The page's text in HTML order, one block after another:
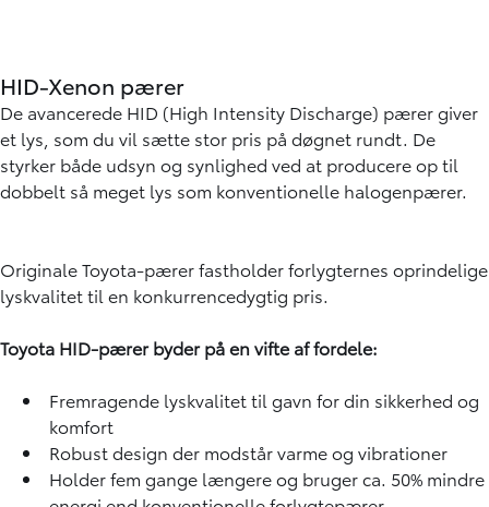
HID-Xenon pærer
De avancerede HID (High Intensity Discharge) pærer giver
et lys, som du vil sætte stor pris på døgnet rundt. De
styrker både udsyn og synlighed ved at producere op til
dobbelt så meget lys som konventionelle halogenpærer.
Originale Toyota-pærer fastholder forlygternes oprindelige
lyskvalitet til en konkurrencedygtig pris.
Toyota HID-pærer byder på en vifte af fordele:
Fremragende lyskvalitet til gavn for din sikkerhed og
komfort
Robust design der modstår varme og vibrationer
Holder fem gange længere og bruger ca. 50% mindre